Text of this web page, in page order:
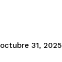
octubre 31, 2025